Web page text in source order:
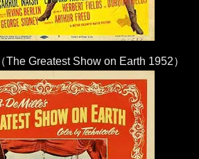
（The Greatest Show on Earth 1952）